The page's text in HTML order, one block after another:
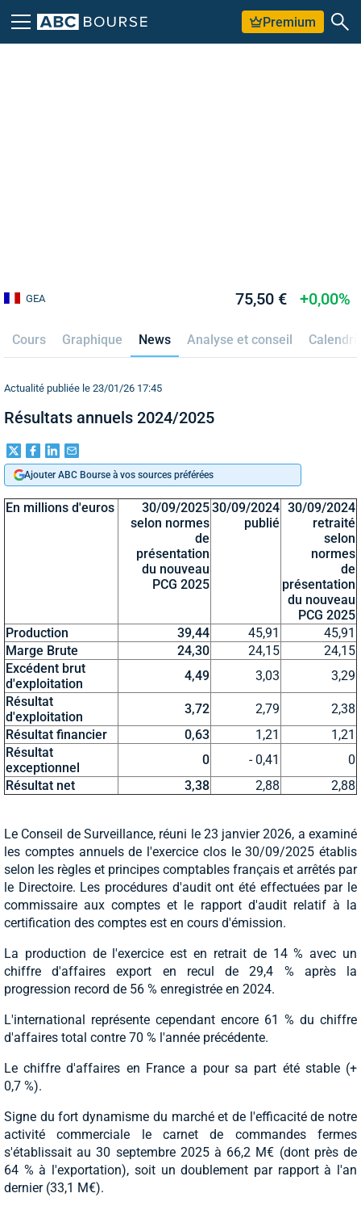
Premium
GEA 75,50 € +0,00%
Cours Graphique News Analyse et conseil
Actualité publiée le 23/01/26 17:45
Résultats annuels 2024/2025
Ajouter ABC Bourse à vos sources préférées
En millions d'euros
30/09/2025
selon normes
de
présentation
du nouveau
PCG 2025
30/09/2024
publié
30/09/2024
retraité
selon
normes
de
présentation
du nouveau
PCG 2025
Production
39,44 45,91
45,91
Marge Brute
24,30 24,15
24,15
Excédent brut
d'exploitation
4,49 3,03
3,29
Résultat
d'exploitation
3,72 2,79
2,38
Résultat financier
0,63 1,21
1,21
Résultat
exceptionnel
0 - 0,41
0
Résultat net
3,38 2,88 2,88
Le Conseil de Surveillance, réuni le 23 janvier 2026, a examiné
les comptes annuels de l'exercice clos le 30/09/2025 établis
selon les règles et principes comptables français et arrêtés par
le Directoire. Les procédures d'audit ont été effectuées par le
commissaire aux comptes et le rapport d'audit relatif à la
certification des comptes est en cours d'émission.
La production de l'exercice est en retrait de 14 % avec un
chiffre d'affaires export en recul de 29,4 % après la
progression record de 56 % enregistrée en 2024.
L'international représente cependant encore 61 % du chiffre
d'affaires total contre 70 % l'année précédente.
Le chiffre d'affaires en France a pour sa part été stable (+
0,7 %).
Signe du fort dynamisme du marché et de l'efficacité de notre
activité commerciale le carnet de commandes fermes
s'établissait au 30 septembre 2025 à 66,2 M€ (dont près de
64 % à l'exportation), soit un doublement par rapport à l'an
dernier (33,1 M€).